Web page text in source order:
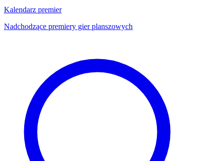
Kalendarz premier
Nadchodzące premiery gier planszowych